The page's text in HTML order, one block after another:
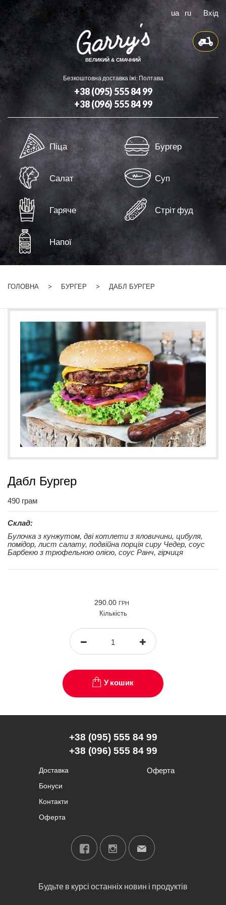
ua ru Вхід
ВЕЛИКИЙ & СМАЧНИЙ
Безкоштовна доставка їжі: Полтава
+38 (095) 555 84 99
+38 (096) 555 84 99
Доставка
Бонуси
Контакти
Оферта
Піца Бургер
Салат Суп
Гаряче Стріт фуд
Напої
ГОЛОВНА БУРГЕР ДАБЛ БУРГЕР
Дабл Бургер
490 грам
Склад:
Булочка з кунжутом, дві котлети з яловичини, цибуля,
помідор, лист салату, подвійна порція сиру Чедер, соус
Барбекю з трюфельною олією, соус Ранч, гірчиця
290.00 ГРН
Кількість
У кошик
+38 (095) 555 84 99
+38 (096) 555 84 99
Доставка
Бонуси
Контакти
Оферта
Оферта
Будьте в курсі останніх новин і продуктів